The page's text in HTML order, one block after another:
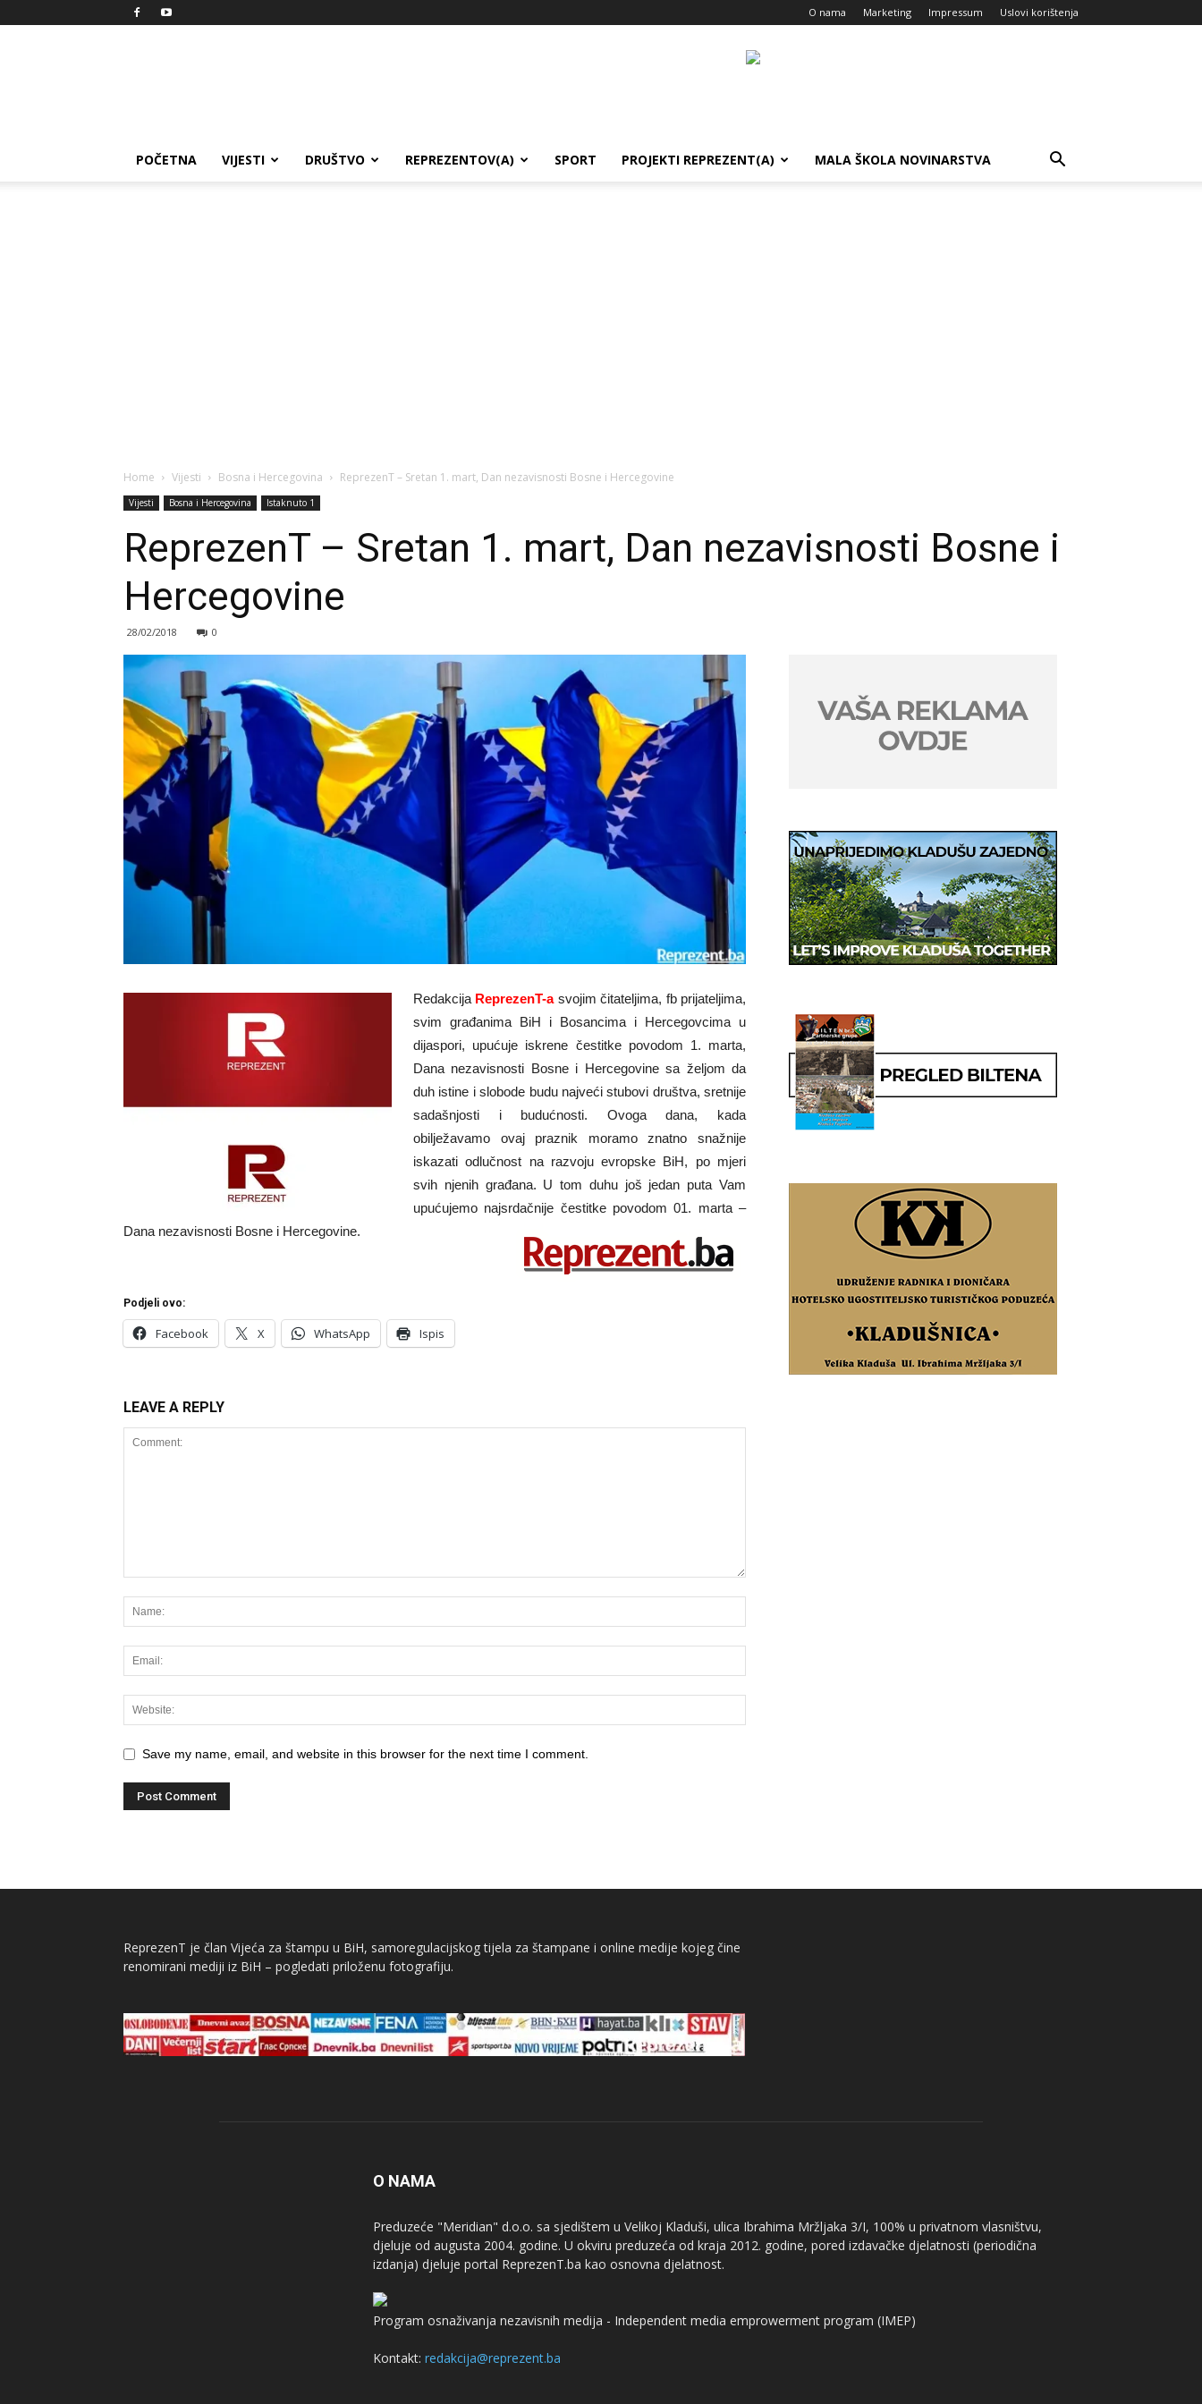
O nama Marketing Impressum Uslovi korištenja
POČETNA VIJESTI DRUŠTVO REPREZENTOV(A) SPORT PROJEKTI REPREZENT(A) MALA ŠKOLA NOVINARSTVA
Home Vijesti Bosna i Hercegovina ReprezenT – Sretan 1. mart, Dan nezavisnosti Bosne i Hercegovine
Vijesti Bosna i Hercegovina Istaknuto 1
ReprezenT – Sretan 1. mart, Dan nezavisnosti Bosne i
Hercegovine
28/02/2018 0
Redakcija ReprezenT-asvojim čitateljima, fb prijateljima,
svim građanima BiH i Bosancima i Hercegovcima u
dijaspori, upućuje iskrene čestitke povodom 1. marta,
Dana nezavisnosti Bosne i Hercegovine sa željom da
duh istine i slobode budu najveći stubovi društva, sretnije
sadašnjosti i budućnosti. Ovoga dana, kada
obilježavamo ovaj praznik moramo znatno snažnije
iskazati odlučnost na razvoju evropske BiH, po mjeri
svih njenih građana. U tom duhu još jedan puta Vam
upućujemo najsrdačnije čestitke povodom 01. marta –
Dana nezavisnosti Bosne i Hercegovine.
Podjeli ovo:
Facebook X WhatsApp Ispis
LEAVE A REPLY
Save my name, email, and website in this browser for the next time I comment.
ReprezenT je član Vijeća za štampu u BiH, samoregulacijskog tijela za štampane i online medije kojeg čine
renomirani mediji iz BiH – pogledati priloženu fotografiju.
O NAMA
Preduzeće "Meridian" d.o.o. sa sjedištem u Velikoj Kladuši, ulica Ibrahima Mržljaka 3/I, 100% u privatnom vlasništvu,
djeluje od augusta 2004. godine. U okviru preduzeća od kraja 2012. godine, pored izdavačke djelatnosti (periodična
izdanja) djeluje portal ReprezenT.ba kao osnovna djelatnost.
Program osnaživanja nezavisnih medija - Independent media emprowerment program (IMEP)
Kontakt: redakcija@reprezent.ba